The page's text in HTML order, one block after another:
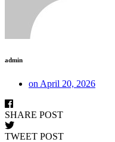
admin
on April 20, 2026
SHARE POST
TWEET POST